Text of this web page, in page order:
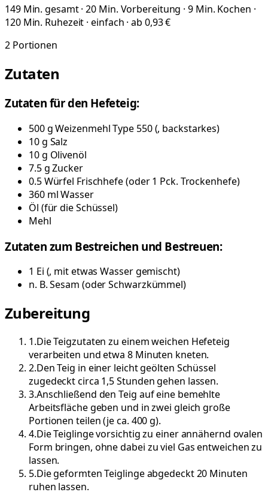
149 Min. gesamt · 20 Min. Vorbereitung · 9 Min. Kochen ·
120 Min. Ruhezeit · einfach · ab 0,93 €
2 Portionen
Zutaten
Zutaten für den Hefeteig:
500gWeizenmehl Type 550(, backstarkes)
10g Salz
10g Olivenöl
7.5gZucker
0.5Würfel Frischhefe(oder 1 Pck. Trockenhefe)
360 mlWasser
Öl (für die Schüssel)
Mehl
Zutaten zum Bestreichen und Bestreuen:
1 Ei (, mit etwas Wasser gemischt)
n. B.Sesam (oder Schwarzkümmel)
Zubereitung
1.Die Teigzutaten zu einem weichen Hefeteig
verarbeiten und etwa 8 Minuten kneten.
2.Den Teig in einer leicht geölten Schüssel
zugedeckt circa 1,5 Stunden gehen lassen.
3.Anschließend den Teig auf eine bemehlte
Arbeitsfläche geben und in zwei gleich große
Portionen teilen (je ca. 400 g).
4.Die Teiglinge vorsichtig zu einer annähernd ovalen
Form bringen, ohne dabei zu viel Gas entweichen zu
lassen.
5.Die geformten Teiglinge abgedeckt 20 Minuten
ruhen lassen.